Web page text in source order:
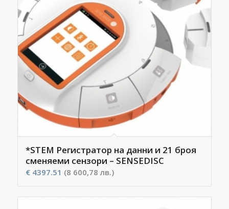
*STEM Регистратор на данни и 21 броя
сменяеми сензори – SENSEDISC
€4397.51 (8 600,78 лв.)